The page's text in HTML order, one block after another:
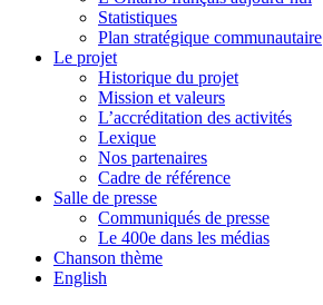
Statistiques
Plan stratégique communautaire
Le projet
Historique du projet
Mission et valeurs
L’accréditation des activités
Lexique
Nos partenaires
Cadre de référence
Salle de presse
Communiqués de presse
Le 400e dans les médias
Chanson thème
English